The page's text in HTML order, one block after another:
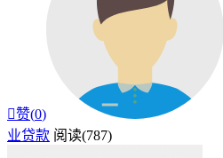
赞(0)
业贷款 阅读(787)